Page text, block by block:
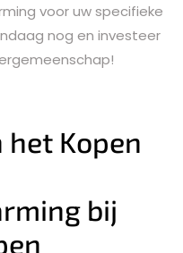
voor uw specifieke
nog en investeer
het Kopen
bij